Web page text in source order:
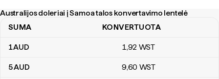
Australijos doleriai į Samoa talos konvertavimo lentelė
Australijos doleriai į Samoa talos konvertavimo lentelė
SUMA KONVERTUOTA
1AUD 1,92 WST
5AUD 9,60 WST